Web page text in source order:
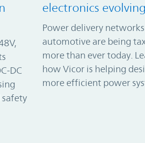
DC
electronics
Power delivery
automotive are being
more than ever today.
how Vicor is helping
more efficient power